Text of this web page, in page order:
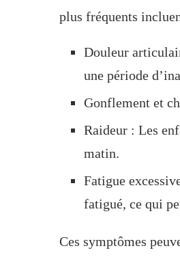
plus fréquents
Douleur
une période
Gonflement et
Raideur : Les
matin.
Fatigue
fatigué, ce qui
Ces symptômes